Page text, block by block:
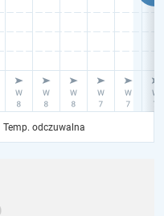
Temp. odczuwalna